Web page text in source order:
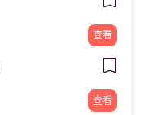
查看
查看